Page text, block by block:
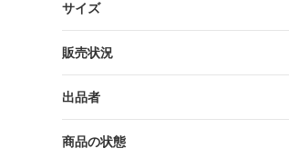
サイズ
販売状況
出品者
商品の状態